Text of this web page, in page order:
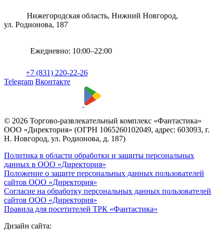
Нижегородская область, Нижний Новгород,
ул. Родионова, 187
Ежедневно: 10:00–22:00
+7 (831) 220-22-26
Telegram Вконтакте
© 2026 Торгово-развлекательный комплекс «Фантастика»
ООО «Директория» (ОГРН 1065260102049, адрес: 603093, г.
Н. Новгород, ул. Родионова, д. 187)
Политика в области обработки и защиты персональных
данных в ООО «Директория»
Положение о защите персональных данных пользователей
сайтов ООО «Директория»
Согласие на обработку персональных данных пользователей
сайтов ООО «Директория»
Правила для посетителей ТРК «Фантастика»
Дизайн сайта: